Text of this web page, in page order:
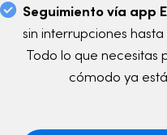
Seguimiento vía app
sin interrupciones
Todo lo que necesitas
cómodo ya